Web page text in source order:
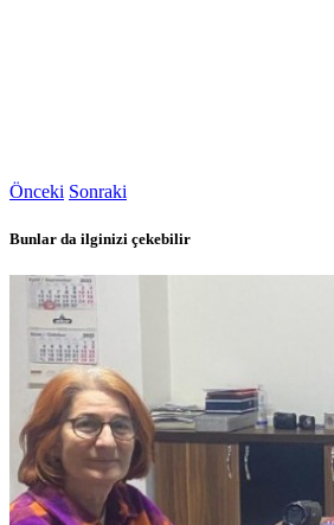
Önceki Sonraki
Bunlar da ilginizi çekebilir